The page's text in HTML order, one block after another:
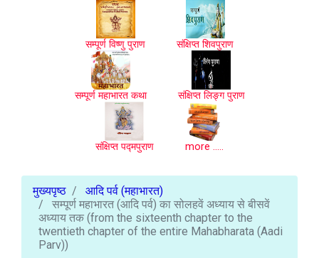
सम्पूर्ण विष्णु पुराण संक्षिप्त शिवपुराण
सम्पूर्ण महाभारत कथा संक्षिप्त लिङ्ग पुराण
संक्षिप्त पद्मपुराण more .....
मुख्यपृष्ठ
आदि पर्व (महाभारत)
सम्पूर्ण महाभारत (आदि पर्व) का सोलहवें अध्याय से बीसवें
अध्याय तक (from the sixteenth chapter to the
twentieth chapter of the entire Mahabharata (Aadi
Parv))